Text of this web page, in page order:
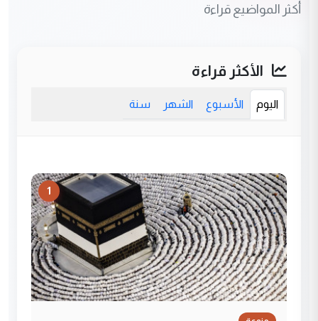
أكثر المواضيع قراءة
الأكثر قراءة
اليوم الأسبوع الشهر سنة
1